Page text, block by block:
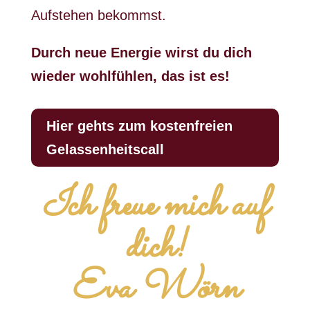
Aufstehen bekommst.
Durch neue Energie wirst du dich
wieder wohlfühlen, das ist es!
Hier gehts zum kostenfreien
Gelassenheitscall
Ich freue mich auf
dich!
Eva Wörn